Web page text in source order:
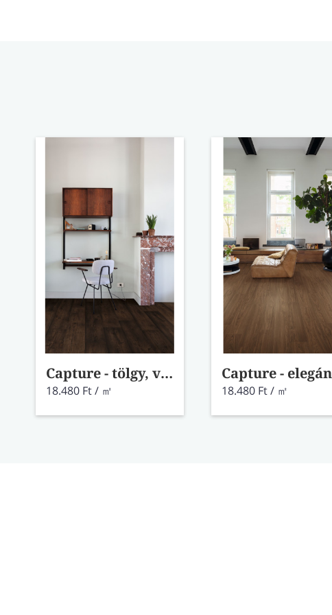
Capture - tölgy, viaszos barna laminált padló SIG4756
18.480 Ft / ㎡ 18.480 Ft / ㎡